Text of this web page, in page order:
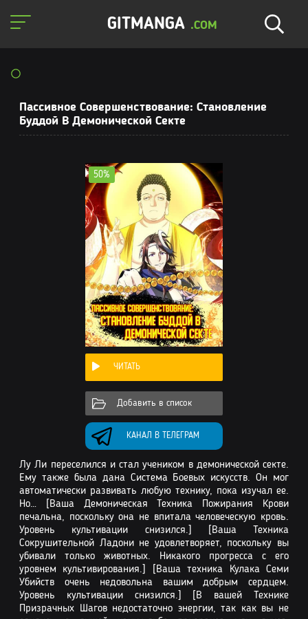
GITMANGA .COM
Пассивное Совершенствование: Становление
Буддой В Демонической Секте
50%
ЧИТАТЬ
Добавить в список
КАНАЛ В ТЕЛЕГРАМ
Лу Ли переселился и стал учеником в демонической секте.
Ему также была дана Система Боевых искусств. Он мог
автоматически развивать любую технику, пока изучал ее.
Но… [Ваша Демоническая Техника Пожирания Крови
печальна, поскольку она не впитала человеческую кровь.
Уровень культивации снизился.] [Ваша Техника
Сокрушительной Ладони не удовлетворяет, поскольку вы
убивали только животных. Никакого прогресса с его
уровнем культивирования.] [Ваша техника Кулака Семи
Убийств очень недовольна вашим добрым сердцем.
Уровень культивации снизился.] [В вашей Технике
Призрачных Шагов недостаточно энергии, так как вы не